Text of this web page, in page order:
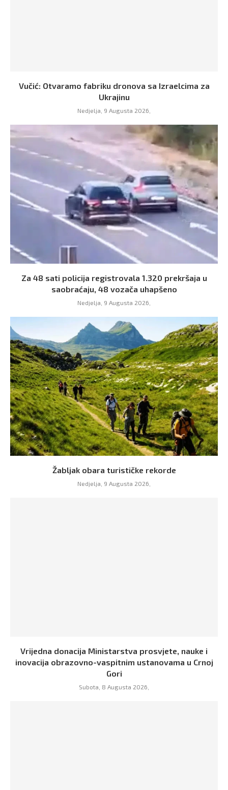
Vučić: Otvaramo fabriku dronova sa Izraelcima za
Ukrajinu
Nedjelja, 9 Augusta 2026,
Za 48 sati policija registrovala 1.320 prekršaja u
saobraćaju, 48 vozača uhapšeno
Nedjelja, 9 Augusta 2026,
Žabljak obara turističke rekorde
Nedjelja, 9 Augusta 2026,
Vrijedna donacija Ministarstva prosvjete, nauke i
inovacija obrazovno-vaspitnim ustanovama u Crnoj
Gori
Subota, 8 Augusta 2026,